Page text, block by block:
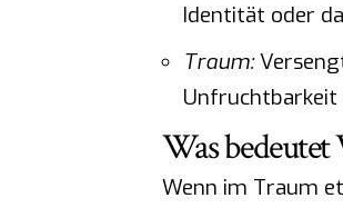
Identität oder
Traum:
Unfruchtbarkeit
Was
Wenn im Traum